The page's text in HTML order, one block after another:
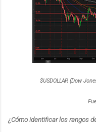
$USDOLLAR (Dow
¿Cómo identificar los rangos